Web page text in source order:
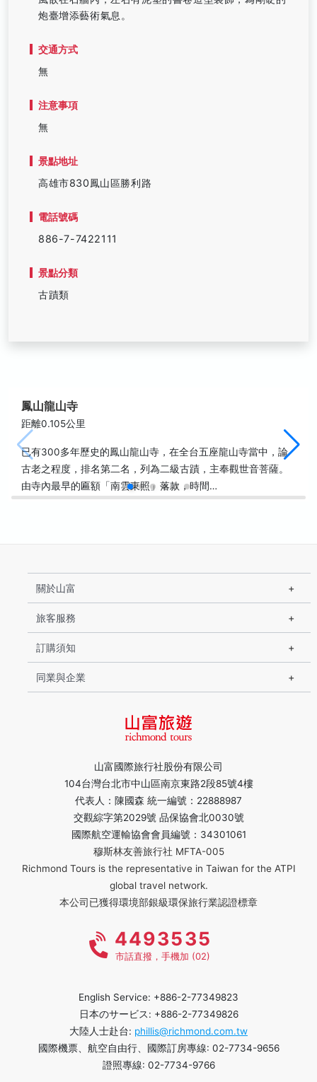
炮臺增添藝術氣息。
交通方式
無
注意事項
無
景點地址
高雄市830鳳山區勝利路
電話號碼
886-7-7422111
景點分類
古蹟類
鳳山龍山寺
距離0.105公里
已有300多年歷史的鳳山龍山寺，在全台五座龍山寺當中，論
古老之程度，排名第二名，列為二級古蹟，主奉觀世音菩薩。
由寺內最早的匾額「南雲東照」落款，時間…
山富國際旅行社股份有限公司
104台灣台北市中山區南京東路2段85號4樓
代表人：陳國森 統一編號：22888987
交觀綜字第2029號 品保協會北0030號
國際航空運輸協會會員編號：34301061
穆斯林友善旅行社 MFTA-005
Richmond Tours is the representative in Taiwan for the ATPI
global travel network.
本公司已獲得環境部銀級環保旅行業認證標章
關於山富
旅客服務
訂購須知
同業與企業
4493535
市話直撥，手機加 (02)
English Service: +886-2-77349823
日本のサービス: +886-2-77349826
大陸人士赴台: phillis@richmond.com.tw
國際機票、航空自由行、國際訂房專線: 02-7734-9656
證照專線: 02-7734-9766